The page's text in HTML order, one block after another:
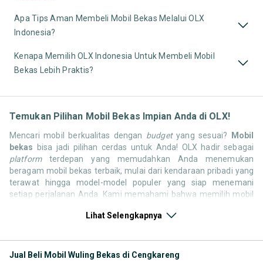
Apa Tips Aman Membeli Mobil Bekas Melalui OLX
Indonesia?
Kenapa Memilih OLX Indonesia Untuk Membeli Mobil
Bekas Lebih Praktis?
Temukan Pilihan Mobil Bekas Impian Anda di OLX!
Mencari mobil berkualitas dengan budgetyang sesuai? Mobil
bekas bisa jadi pilihan cerdas untuk Anda! OLX hadir sebagai
platformterdepan yang memudahkan Anda menemukan
beragam mobil bekas terbaik, mulai dari kendaraan pribadi yang
terawat hingga model-model populer yang siap menemani
setiap perjalanan Anda. Kami memahami bahwa memilih mobil
ribuan daftar dari penjual terpercaya di seluruh Indonesia.
dengan gaya hidup, kebutuhan, danbudgetAnda!
Memilih mobil bekasyang tepat tentu bukan perkara mudah.
Lihat Selengkapnya
Jual Beli Mobil Wuling Bekas di Cengkareng